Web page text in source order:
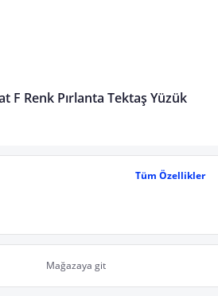
F Renk Pırlanta Tektaş Yüzük
Tüm Özellikler
Mağazaya git